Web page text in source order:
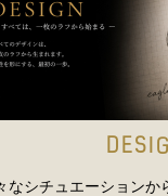
なシチュエーションか